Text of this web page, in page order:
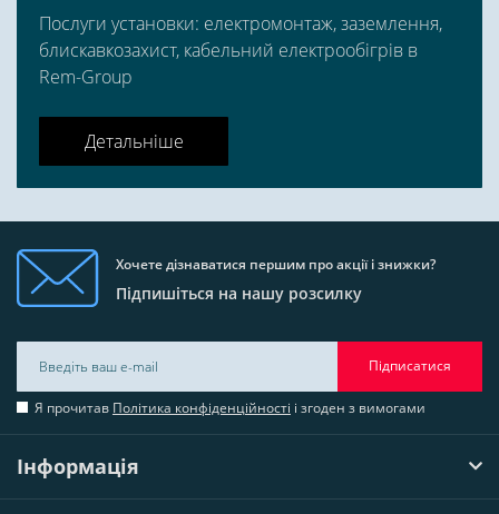
Послуги установки: електромонтаж, заземлення,
блискавкозахист, кабельний електрообігрів в
Rem-Group
Детальніше
Хочете дізнаватися першим про акції і знижки?
Підпишіться на нашу розсилку
Підписатися
Я прочитав Політика конфіденційності і згоден з вимогами
Інформація